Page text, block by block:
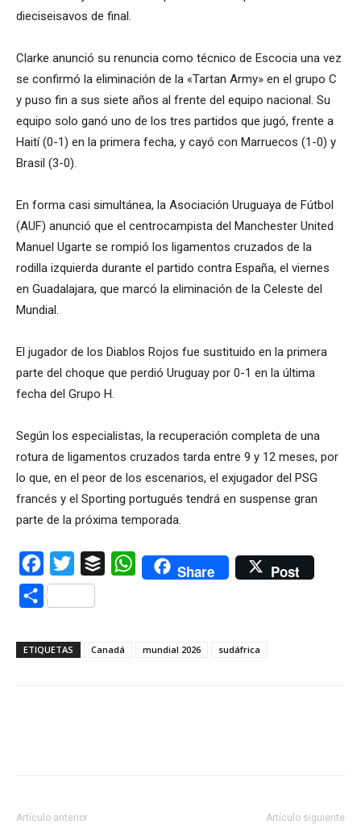
dieciseisavos de final.
Clarke anunció su renuncia como técnico de Escocia una vez
se confirmó la eliminación de la «Tartan Army» en el grupo C
y puso fin a sus siete años al frente del equipo nacional. Su
equipo solo ganó uno de los tres partidos que jugó, frente a
Haití (0-1) en la primera fecha, y cayó con Marruecos (1-0) y
Brasil (3-0).
En forma casi simultánea, la Asociación Uruguaya de Fútbol
(AUF) anunció que el centrocampista del Manchester United
Manuel Ugarte se rompió los ligamentos cruzados de la
rodilla izquierda durante el partido contra España, el viernes
en Guadalajara, que marcó la eliminación de la Celeste del
Mundial.
El jugador de los Diablos Rojos fue sustituido en la primera
parte del choque que perdió Uruguay por 0-1 en la última
fecha del Grupo H.
Según los especialistas, la recuperación completa de una
rotura de ligamentos cruzados tarda entre 9 y 12 meses, por
lo que, en el peor de los escenarios, el exjugador del PSG
francés y el Sporting portugués tendrá en suspense gran
parte de la próxima temporada.
Facebook
Twitter Buffer WhatsAppShare Post
Compartir
ETIQUETAS Canadá mundial 2026 sudáfrica
Artículo anterior Artículo siguiente